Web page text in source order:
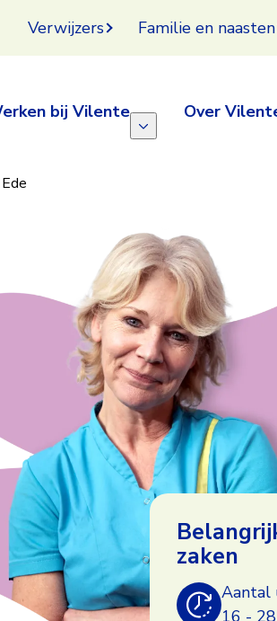
Verwijzers Familie en naasten
bij Vilente Over
zaken
Aantal
16 -